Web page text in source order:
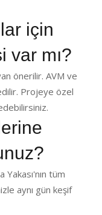
için
var mı?
önerilir. AVM ve
Projeye özel
tüm
aynı gün keşif